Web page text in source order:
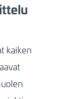
kaiken